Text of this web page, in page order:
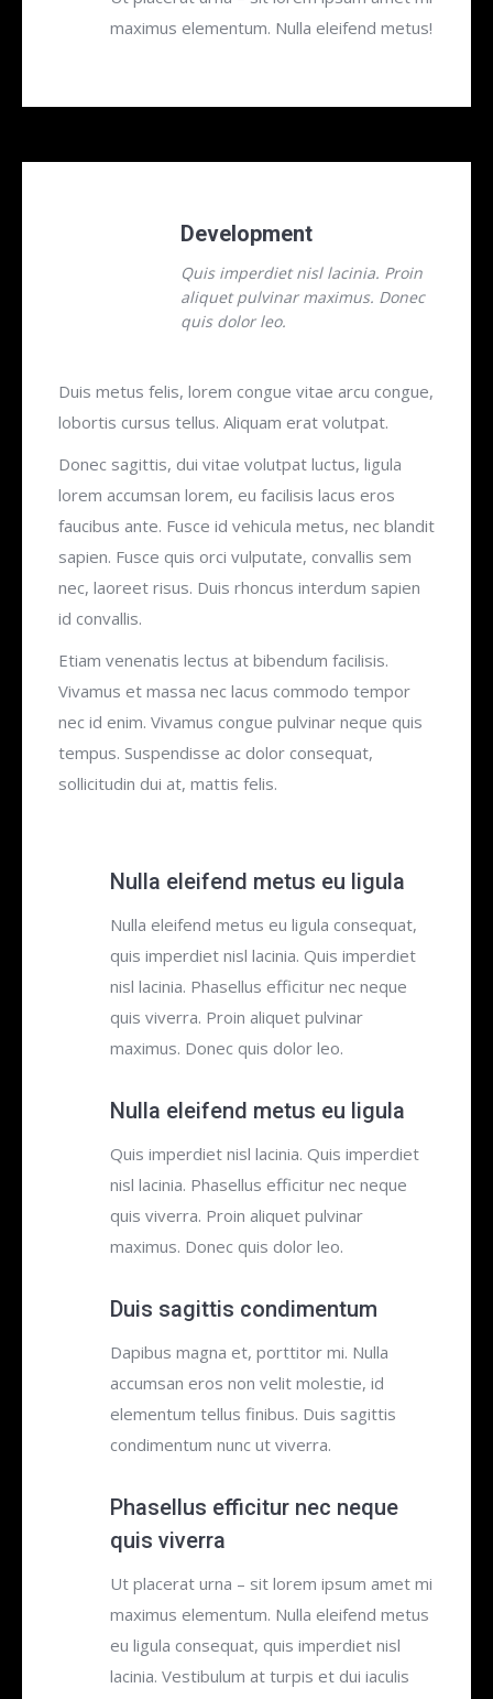
maximus elementum. Nulla eleifend metus!
Development
Quis imperdiet nisl lacinia. Proin
aliquet pulvinar maximus. Donec
quis dolor leo.
Duis metus felis, lorem congue vitae arcu congue,
lobortis cursus tellus. Aliquam erat volutpat.
Donec sagittis, dui vitae volutpat luctus, ligula
lorem accumsan lorem, eu facilisis lacus eros
faucibus ante. Fusce id vehicula metus, nec blandit
sapien. Fusce quis orci vulputate, convallis sem
nec, laoreet risus. Duis rhoncus interdum sapien
id convallis.
Etiam venenatis lectus at bibendum facilisis.
Vivamus et massa nec lacus commodo tempor
nec id enim. Vivamus congue pulvinar neque quis
tempus. Suspendisse ac dolor consequat,
sollicitudin dui at, mattis felis.
Nulla eleifend metus eu ligula
Nulla eleifend metus eu ligula consequat,
quis imperdiet nisl lacinia. Quis imperdiet
nisl lacinia. Phasellus efficitur nec neque
quis viverra. Proin aliquet pulvinar
maximus. Donec quis dolor leo.
Nulla eleifend metus eu ligula
Quis imperdiet nisl lacinia. Quis imperdiet
nisl lacinia. Phasellus efficitur nec neque
quis viverra. Proin aliquet pulvinar
maximus. Donec quis dolor leo.
Duis sagittis condimentum
Dapibus magna et, porttitor mi. Nulla
accumsan eros non velit molestie, id
elementum tellus finibus. Duis sagittis
condimentum nunc ut viverra.
Phasellus efficitur nec neque
quis viverra
Ut placerat urna – sit lorem ipsum amet mi
maximus elementum. Nulla eleifend metus
eu ligula consequat, quis imperdiet nisl
lacinia. Vestibulum at turpis et dui iaculis